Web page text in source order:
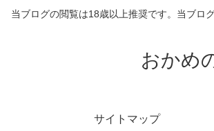
当ブログの閲覧は18歳以上推奨です。当ブロ
おかめ
サイトマップ